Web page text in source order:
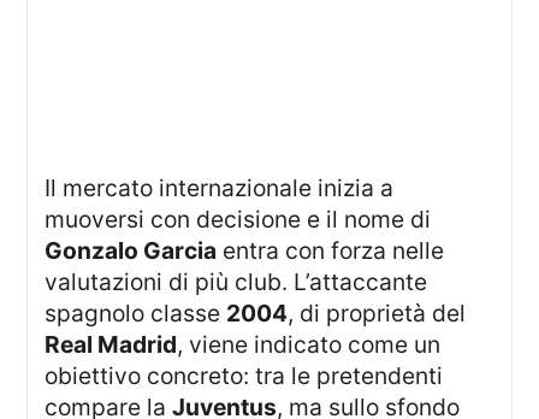
Il mercato internazionale inizia a
muoversi con decisione e il nome di
Gonzalo Garcia entra con forza nelle
valutazioni di più club. L’attaccante
spagnolo classe 2004, di proprietà del
Real Madrid, viene indicato come un
obiettivo concreto: tra le pretendenti
compare laJuventus, ma sullo sfondo